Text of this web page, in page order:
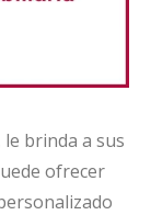
le brinda a sus
ofrecer